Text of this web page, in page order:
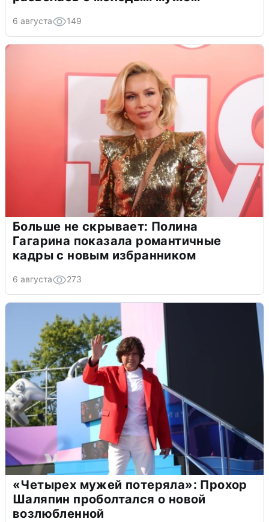
6 августа 149
Больше не скрывает: Полина
Гагарина показала романтичные
кадры с новым избранником
6 августа 273
«Четырех мужей потеряла»: Прохор
Шаляпин проболтался о новой
возлюбленной